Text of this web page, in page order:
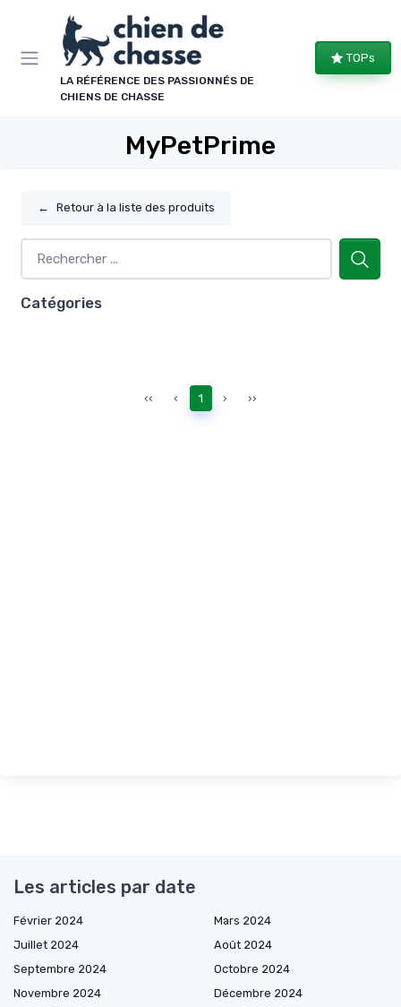
LA RÉFÉRENCE DES PASSIONNÉS DE
CHIENS DE CHASSE
TOPs
MyPetPrime
← Retour à la liste des produits
Catégories
‹‹ ‹ 1 › ››
Les articles par date
Février 2024
Mars 2024
Juillet 2024
Août 2024
Septembre 2024
Octobre 2024
Novembre 2024
Décembre 2024
Panneau de gestion des cookies